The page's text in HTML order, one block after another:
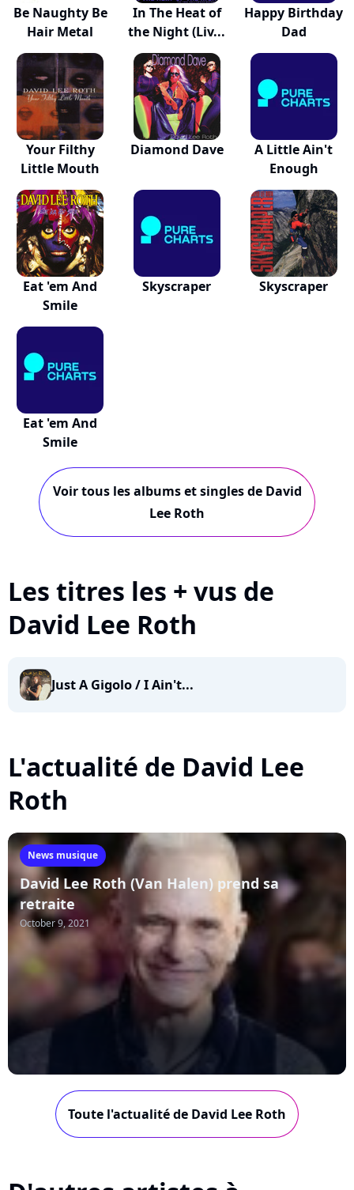
Be Naughty Be
Hair Metal
In The Heat of
the Night (Liv...
Happy Birthday
Dad
Your Filthy
Little Mouth
Diamond Dave
A Little Ain't
Enough
Eat 'em And
Smile
Skyscraper Skyscraper
Eat 'em And
Smile
Voir tous les albums et singles de David
Lee Roth
Les titres les + vus de
David Lee Roth
Just A Gigolo / I Ain't...
L'actualité de David Lee
Roth
News musique
David Lee Roth (Van Halen) prend sa
retraite
October 9, 2021
Toute l'actualité de David Lee Roth